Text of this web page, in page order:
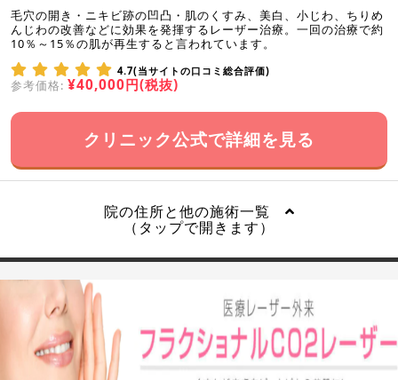
毛穴の開き・ニキビ跡の凹凸・肌のくすみ、美白、小じわ、ちりめ
んじわの改善などに効果を発揮するレーザー治療。一回の治療で約
10％～15％の肌が再生すると言われています。
4.7(当サイトの口コミ総合評価)
参考価格: ¥40,000円(税抜)
クリニック公式で詳細を見る
院の住所と他の施術一覧
（タップで開きます）